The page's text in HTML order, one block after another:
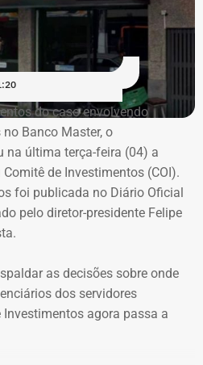
do caso envolvendo
Banco Master, o
na última terça-feira (04) a
de Investimentos (COI).
foi publicada no Diário Oficial
pelo diretor-presidente Felipe
as decisões sobre onde
dos servidores
agora passa a